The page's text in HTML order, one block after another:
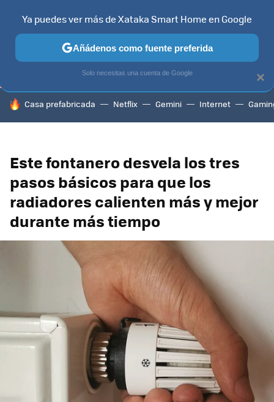
TELEVISORES CONTENIDOS SMART TV SELECCIÓN
HOY SE HABLA DE
Casa prefabricada Netflix Gemini Internet
Este fontanero desvela los tres
pasos básicos para que los
radiadores calienten más y mejor
durante más tiempo
×
Ya puedes ver más de Xataka Smart Home en Google
Añádenos como fuente preferida
Solo necesitas una cuenta de Google